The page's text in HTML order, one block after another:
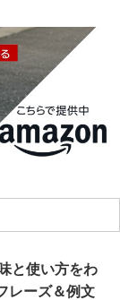
と使い方をわ
レーズ＆例文